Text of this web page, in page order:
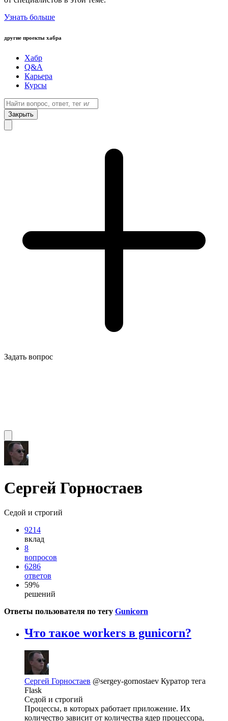
Узнать больше
другие проекты хабра
Хабр
Q&A
Карьера
Курсы
Закрыть
Задать вопрос
Сергей Горностаев
Седой и строгий
9214
вклад
8
вопросов
6286
ответов
59%
решений
Ответы пользователя по тегу Gunicorn
Что такое workers в gunicorn?
Сергей Горностаев @sergey-gornostaev Куратор тега
Flask
Седой и строгий
Процессы, в которых работает приложение. Их
количество зависит от количества ядер процессора,